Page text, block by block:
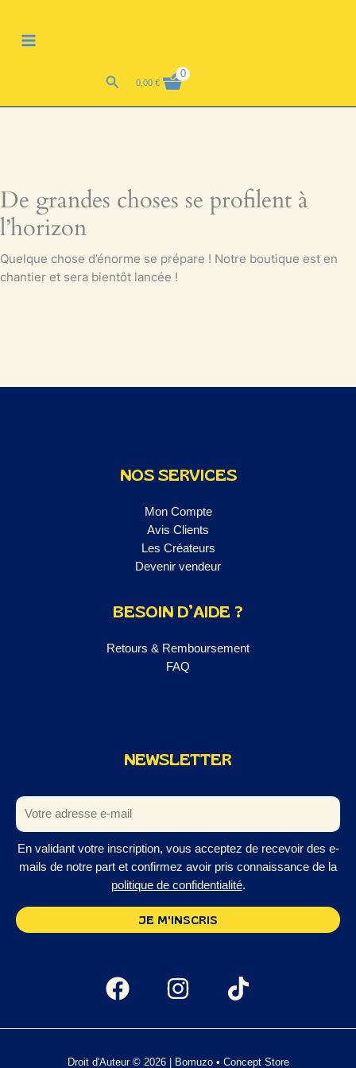
contenuMENU
Rechercher
0,00€
0
De grandes choses se profilent à
l’horizon
Quelque chose d’énorme se prépare ! Notre boutique est en
chantier et sera bientôt lancée !
NOS SERVICES
Mon Compte
Avis Clients
Les Créateurs
Devenir vendeur
BESOIN D’AIDE ?
Retours & Remboursement
FAQ
NEWSLETTER
En validant votre inscription, vous acceptez de recevoir des e-
mails de notre part et confirmez avoir pris connaissance de la
politique de confidentialité.
Droit d'Auteur © 2026 | Bomuzo • Concept Store